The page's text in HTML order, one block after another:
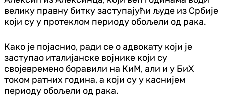
велику правну битку заступајући људе из Србије
који су у протеклом периоду обољели од рака.
Како је појаснио, ради се о адвокату који је
заступао италијанске војнике који су
својевремено боравили на КиМ, али и у БиХ
током ратних година, а који су у каснијем
периоду обољели од рака.